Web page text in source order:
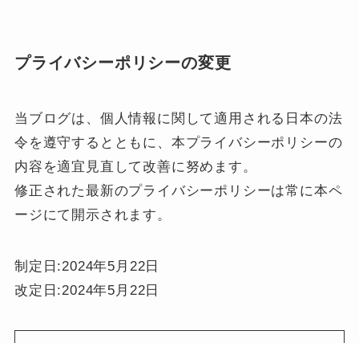
プライバシーポリシーの変更
当ブログは、個人情報に関して適用される日本の法
令を遵守するとともに、本プライバシーポリシーの
内容を適宜見直して改善に努めます。
修正された最新のプライバシーポリシーは常に本ペ
ージにて開示されます。
制定日:2024年5月22日
改定日:2024年5月22日